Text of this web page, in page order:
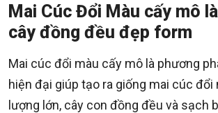
Mai Cúc Đổi Màu cấy mô
cây đồng đều đẹp form
Mai cúc đổi màu cấy mô là phương
hiện đại giúp tạo ra giống mai cúc
lượng lớn, cây con đồng đều và sạch